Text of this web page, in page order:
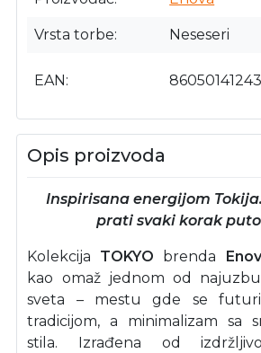
Vrsta torbe Neseseri
EAN
Opis proizvoda
Inspirisana energijom
prati svaki korak
Kolekcija TOKYO brenda
kao omaž jednom od
sveta – mestu gde se
tradicijom, a minimalizam sa
stila. Izrađena od